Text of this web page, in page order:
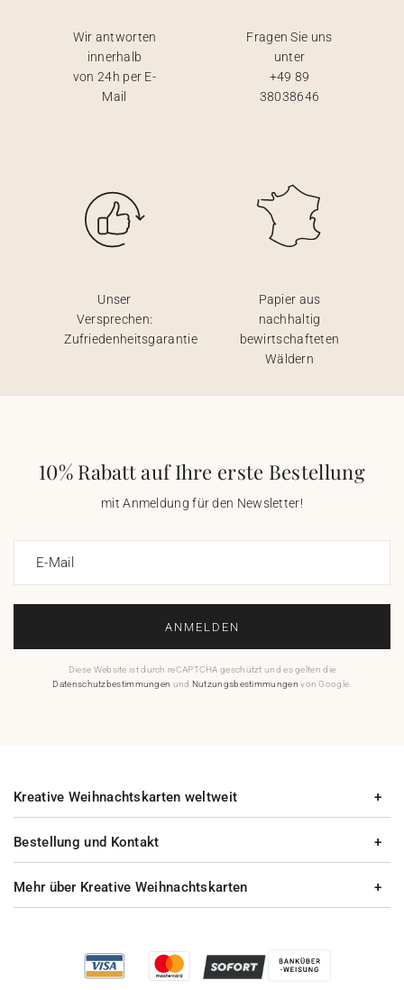
Wir antworten
innerhalb
von 24h per E-
Mail
Fragen Sie uns
unter
+49 89
38038646
Unser
Versprechen:
Zufriedenheitsgarantie
Papier aus
nachhaltig
bewirtschafteten
Wäldern
10% Rabatt auf Ihre erste Bestellung
mit Anmeldung für den Newsletter!
E-Mail
ANMELDEN
Diese Website ist durch reCAPTCHA geschützt und es gelten die
Datenschutzbestimmungen und Nutzungsbestimmungen von Google.
Bestellung und Kontakt
Mehr über Kreative Weihnachtskarten
Kreative Weihnachtskarten weltweit